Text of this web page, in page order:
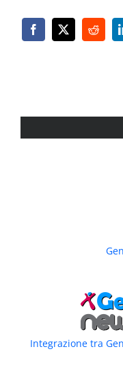
Facebook
X Reddit
Integrazione tra